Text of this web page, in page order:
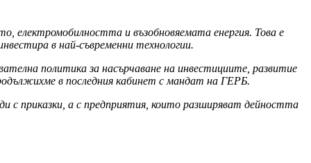
електромобилността и възобновяемата енергия. Това е
в най-съвременни технологии.
политика за насърчаване на инвестициите, развитие
в последния кабинет с мандат на ГЕРБ.
с приказки, а с предприятия, които разширяват дейността